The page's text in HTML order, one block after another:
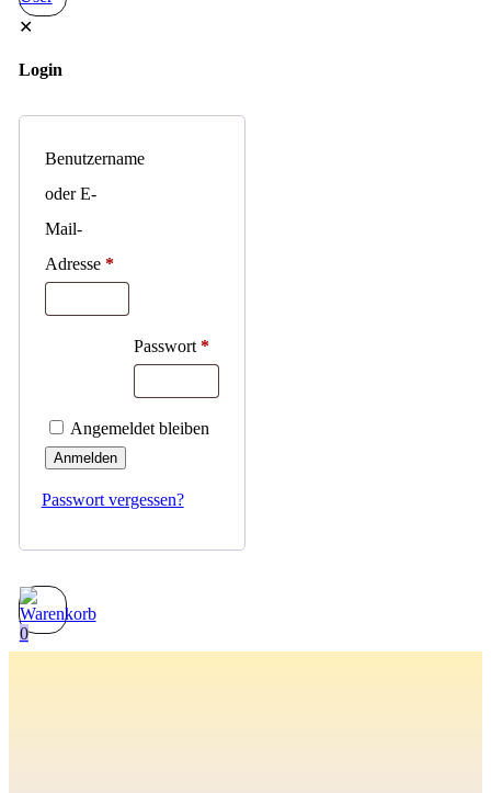
✕
Login
Benutzername
oder E-
Mail-
Adresse *
Passwort*
Angemeldet bleiben
Anmelden
Passwort vergessen?
0